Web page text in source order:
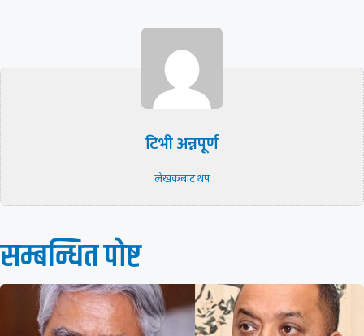
टिभी अन्नपूर्ण
लेखकबाट थप
सम्बन्धित पाेष्ट